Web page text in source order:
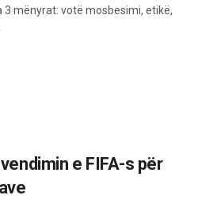
3 mënyrat: votë mosbesimi, etikë,
e FIFA-s për